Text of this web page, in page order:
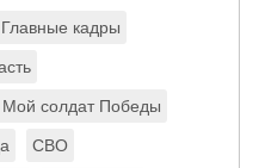
Главные кадры
Мой солдат Победы
СВО